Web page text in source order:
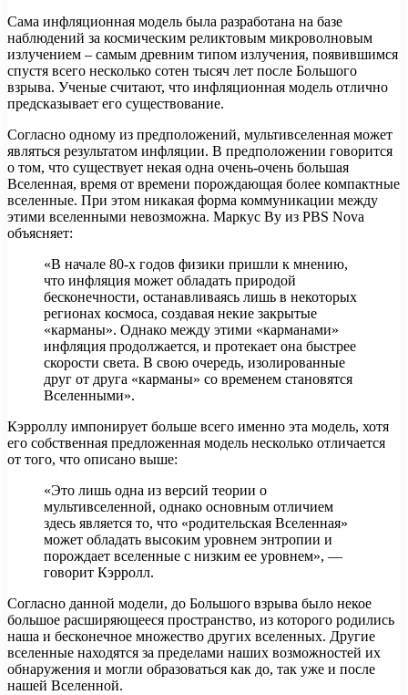
Сама инфляционная модель была разработана на базе
наблюдений за космическим реликтовым микроволновым
излучением – самым древним типом излучения, появившимся
спустя всего несколько сотен тысяч лет после Большого
взрыва. Ученые считают, что инфляционная модель отлично
предсказывает его существование.
Согласно одному из предположений, мультивселенная может
являться результатом инфляции. В предположении говорится
о том, что существует некая одна очень-очень большая
Вселенная, время от времени порождающая более компактные
вселенные. При этом никакая форма коммуникации между
этими вселенными невозможна. Маркус Ву из PBS Nova
объясняет:
«В начале 80-х годов физики пришли к мнению,
что инфляция может обладать природой
бесконечности, останавливаясь лишь в некоторых
регионах космоса, создавая некие закрытые
«карманы». Однако между этими «карманами»
инфляция продолжается, и протекает она быстрее
скорости света. В свою очередь, изолированные
друг от друга «карманы» со временем становятся
Вселенными».
Кэрроллу импонирует больше всего именно эта модель, хотя
его собственная предложенная модель несколько отличается
от того, что описано выше:
«Это лишь одна из версий теории о
мультивселенной, однако основным отличием
здесь является то, что «родительская Вселенная»
может обладать высоким уровнем энтропии и
порождает вселенные с низким ее уровнем», —
говорит Кэрролл.
Согласно данной модели, до Большого взрыва было некое
большое расширяющееся пространство, из которого родились
наша и бесконечное множество других вселенных. Другие
вселенные находятся за пределами наших возможностей их
обнаружения и могли образоваться как до, так уже и после
нашей Вселенной.